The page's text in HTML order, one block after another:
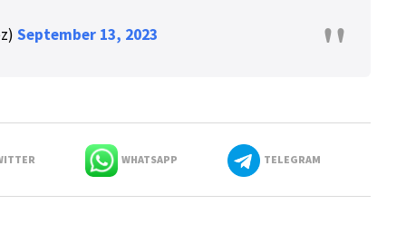
September 13, 2023
WHATSAPP TELEGRAM